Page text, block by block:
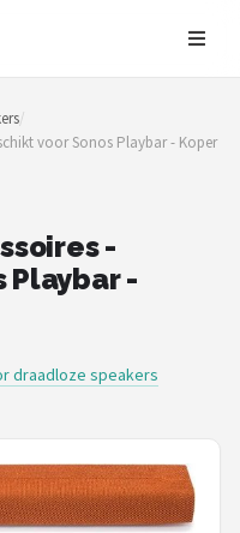
/
voor Sonos Playbar - Koper
-
Playbar -
draadloze speakers